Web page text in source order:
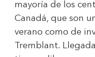
mayoría de los
Canadá, que son
verano como de
Tremblant.